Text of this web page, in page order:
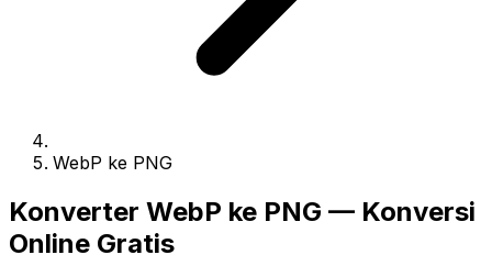
WebP ke PNG
Konverter WebP ke PNG — Konversi
Online Gratis